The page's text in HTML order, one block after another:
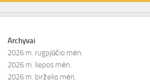
Archyvai
2026 m. rugpjūčio mėn.
2026 m. liepos mėn.
2026 m. birželio mėn.